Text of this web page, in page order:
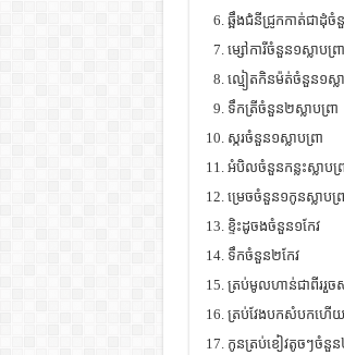
ឆ្អឹងជំនីជ្រូកកាត់ជាដុំចំ
ម្សៅការីចំនួន១ស្លាបព្រា
ល្មៀតកិនម៉ត់ចំនួន១ស្លា
ទឹកត្រីចំនួន២ស្លាបព្រា
ស្ករចំនួន១ស្លាបព្រា
អំបិលចំនួនកន្លះស្លាបព្
ម្រេចចំនួន១កូនស្លាបព្រ
ខ្ទិះដូចងចំនួន១កែវ
ទឹកចំនួន២កែវ
ត្រប់មូលហាន់ជាពីររួចស
ត្រប់វែងបកសំបកហើយ
កូនត្រប់ខៀវតូចៗចំនួន